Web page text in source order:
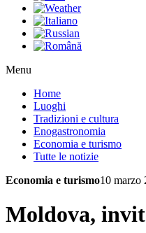
Menu
Home
Luoghi
Tradizioni e cultura
Enogastronomia
Economia e turismo
Tutte le notizie
Economia e turismo10 marzo
Moldova,